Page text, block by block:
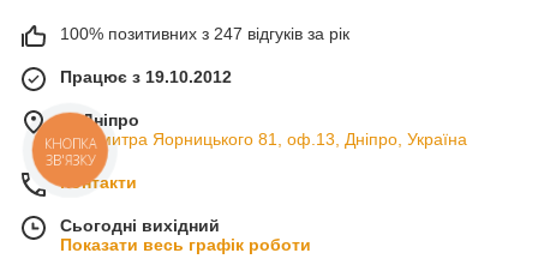
100% позитивних з 247 відгуків за рік
Працює з 19.10.2012
м. Дніпро
пр. Дмитра Яорницького 81, оф.13, Дніпро, Україна
Контакти
Сьогодні вихідний
Показати весь графік роботи
КНОПКА
ЗВ'ЯЗКУ